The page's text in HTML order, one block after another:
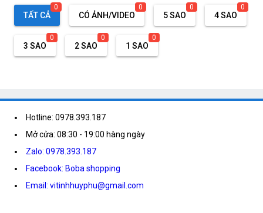
TẤT CẢ
0
CÓ ẢNH/VIDEO
0
5 SAO
0
4 SAO
0
3 SAO
0
2 SAO
0
1 SAO
0
Hotline: 0978.393.187
Mở cửa: 08:30 - 19:00 hàng ngày
Zalo: 0978.393.187
Facebook: Boba shopping
Email: vitinhhuyphu@gmail.com